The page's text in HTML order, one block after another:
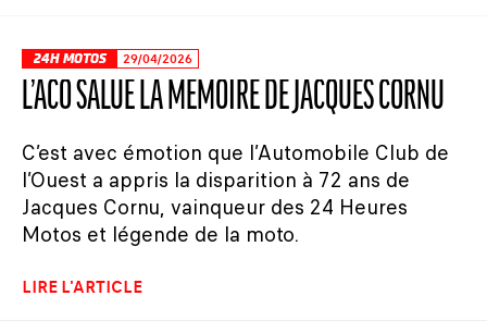
24H MOTOS 29/04/2026
L’ACO SALUE LA MÉMOIRE DE JACQUES CORNU
C’est avec émotion que l’Automobile Club de
l’Ouest a appris la disparition à 72 ans de
Jacques Cornu, vainqueur des 24 Heures
Motos et légende de la moto.
LIRE L'ARTICLE